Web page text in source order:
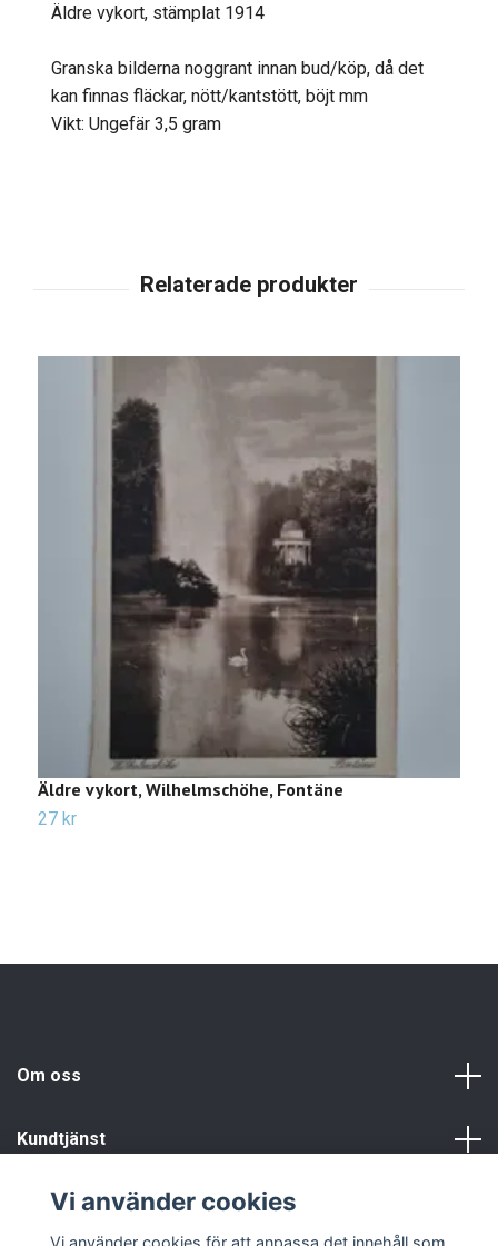
Äldre vykort, stämplat 1914
Granska bilderna noggrant innan bud/köp, då det
kan finnas fläckar, nött/kantstött, böjt mm
Vikt: Ungefär 3,5 gram
Äldre vykort, Wilhelmschöhe, Fontäne
27 kr
Om oss
Kundtjänst
Vi använder cookies
Vi använder cookies för att anpassa det innehåll som